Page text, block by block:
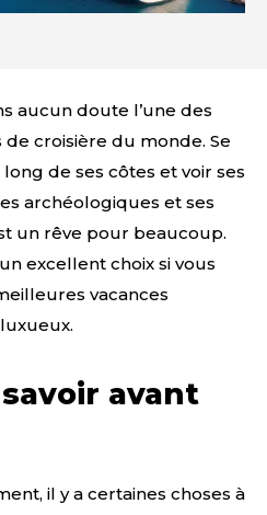
aucun doute l’une des
croisière du monde. Se
de ses côtes et voir ses
archéologiques et ses
un rêve pour beaucoup.
excellent choix si vous
vacances
avant
il y a certaines choses à